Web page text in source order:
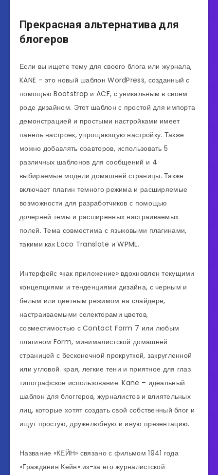
Прекрасная альтернатива для
блогеров
Если вы ищете тему для своего блога или журнала,
KANE – это новый шаблон WordPress, созданный с
помощью Bootstrap и ACF, с уникальным в своем
роде дизайном. Этот шаблон с простой для импорта
демонстрацией и простыми настройками имеет
панель настроек, упрощающую настройку. Также
можно добавлять соавторов, использовать 5
различных шаблонов для сообщений и 4
выбираемые модели домашней страницы. Также
включает плагин темного режима и расширяемые
возможности для разработчиков с помощью
дочерней темы и расширенных настраиваемых
полей. Тема совместима с языковыми плагинами,
такими как Loco Translate и WPML.
Интерфейс «как приложение» вдохновлен текущими
концепциями и тенденциями дизайна, с черным и
белым или цветным режимом на слайдере,
настраиваемыми селекторами цветов,
совместимостью с Contact Form 7 или любым
плагином Form, минималистской домашней
страницей с бесконечной прокруткой, закругленной
или угловой. края, легкие тени и приятное для глаз
типографское использование. Kane – идеальный
шаблон для блоггеров, журналистов и влиятельных
лиц, которые хотят создать свой собственный блог и
ищут простую, дружелюбную и иную презентацию.
Название «КЕЙН» связано с фильмом 1941 года
«Гражданин Кейн» из-за его журналистской